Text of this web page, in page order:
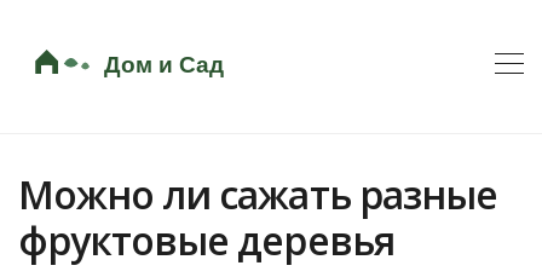
Можно ли сажать разные
фруктовые деревья